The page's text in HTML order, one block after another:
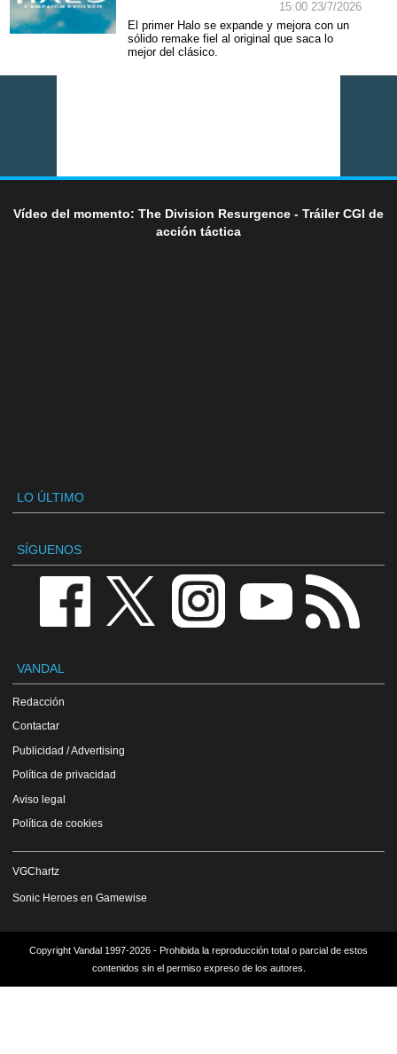
15:00 23/7/2026
El primer Halo se expande y mejora con un
sólido remake fiel al original que saca lo
mejor del clásico.
Vídeo del momento: The Division Resurgence - Tráiler CGI de
acción táctica
LO ÚLTIMO
SÍGUENOS
VANDAL
Redacción
Contactar
Publicidad / Advertising
Política de privacidad
Aviso legal
Política de cookies
VGChartz
Sonic Heroes en Gamewise
Copyright Vandal 1997-2026 - Prohibida la reproducción total o parcial de estos
contenidos sin el permiso expreso de los autores.